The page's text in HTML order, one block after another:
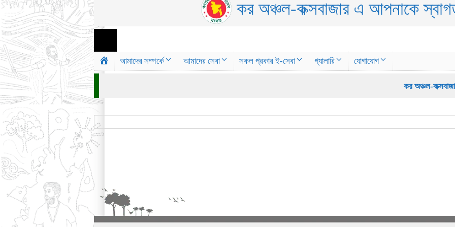
কর অঞ্চল-কক্সবাজার এ আপনাকে
H
e
আমাদের সম্পর্কে আমাদের সেবা সকল প্রকার ই-সেবা গ্যালারি যোগাযোগ
কর অঞ্চল-কক্সবাজার এর